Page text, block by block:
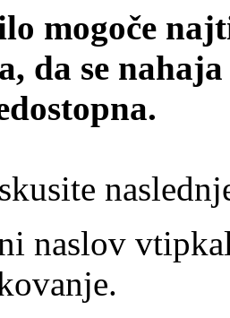
mogoče
da se
naslov